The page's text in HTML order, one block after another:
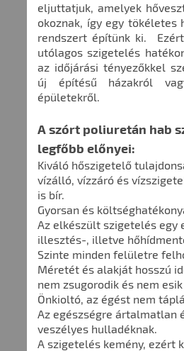
eljuttatjuk, amelyek
okoznak, így egy tökéletes
rendszert építünk ki.
utólagos szigetelés
az időjárási tényezőkkel
új építésű házakról
épületekről.
A szórt poliuretán hab
legfőbb előnyei:
Kiváló hőszigetelő
vízálló, vízzáró és
is bír.
Gyorsan és
Az elkészült szigetelés egy
illesztés-, illetve
Szinte minden felületre
Méretét és alakját hosszú
nem zsugorodik és nem
Önkioltó, az égést nem
Az egészségre ártalmatlan
veszélyes hulladéknak.
A szigetelés kemény, ezért